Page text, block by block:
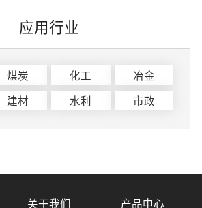
应用行业
煤炭 化工
冶金
建材 水利 市政
关于我们 产品中心